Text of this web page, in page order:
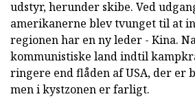
udstyr, herunder skibe. Ved
amerikanerne blev tvunget til at
regionen har en ny leder - Kina.
kommunistiske land indtil
ringere end flåden af USA, der er
men i kystzonen er farligt.